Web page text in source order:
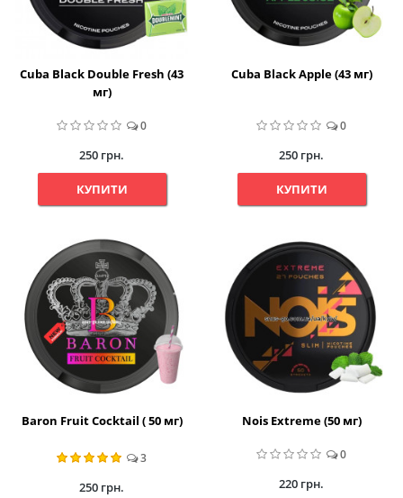
Cuba Black Double Fresh (43
мг)
0
250 грн.
КУПИТИ
Cuba Black Apple (43 мг)
0
250 грн.
КУПИТИ
Baron Fruit Cocktail ( 50 мг)
3
250 грн.
Nois Extreme (50 мг)
0
220 грн.